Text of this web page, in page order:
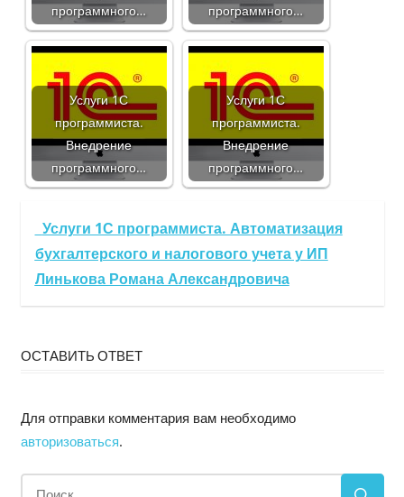
программного…
программного…
Услуги 1С
программиста.
Внедрение
программного…
Услуги 1С
программиста.
Внедрение
программного…
Услуги 1С программиста. Автоматизация
бухгалтерского и налогового учета у ИП
Линькова Романа Александровича
ОСТАВИТЬ ОТВЕТ
Для отправки комментария вам необходимо
авторизоваться.